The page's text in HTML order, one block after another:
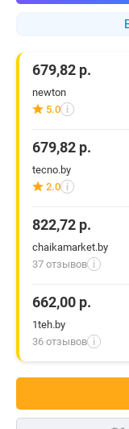
679,82 р.
newton
5.0 i
679,82 р.
tecno.by
2.0 i
822,72 р.
chaikamarket.by
37 отзывов i
662,00 р.
1teh.by
36 отзывов i